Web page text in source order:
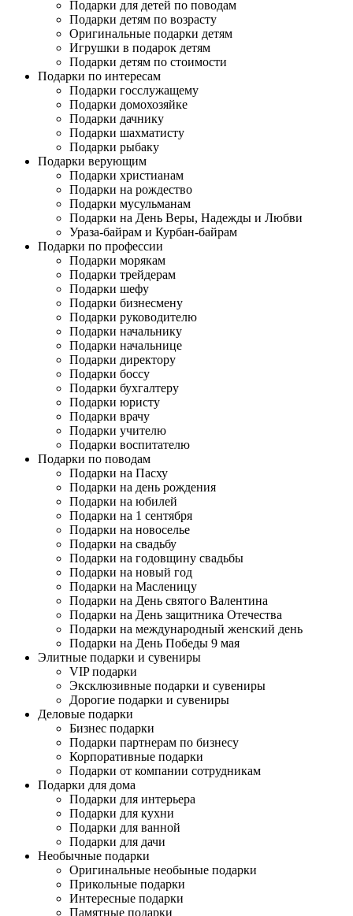
Подарки для детей по поводам
Подарки детям по возрасту
Оригинальные подарки детям
Игрушки в подарок детям
Подарки детям по стоимости
Подарки по интересам
Подарки госслужащему
Подарки домохозяйке
Подарки дачнику
Подарки шахматисту
Подарки рыбаку
Подарки верующим
Подарки христианам
Подарки на рождество
Подарки мусульманам
Подарки на День Веры, Надежды и Любви
Ураза-байрам и Курбан-байрам
Подарки по профессии
Подарки морякам
Подарки трейдерам
Подарки шефу
Подарки бизнесмену
Подарки руководителю
Подарки начальнику
Подарки начальнице
Подарки директору
Подарки боссу
Подарки бухгалтеру
Подарки юристу
Подарки врачу
Подарки учителю
Подарки воспитателю
Подарки по поводам
Подарки на Пасху
Подарки на день рождения
Подарки на юбилей
Подарки на 1 сентября
Подарки на новоселье
Подарки на свадьбу
Подарки на годовщину свадьбы
Подарки на новый год
Подарки на Масленицу
Подарки на День святого Валентина
Подарки на День защитника Отечества
Подарки на международный женский день
Подарки на День Победы 9 мая
Элитные подарки и сувениры
VIP подарки
Эксклюзивные подарки и сувениры
Дорогие подарки и сувениры
Деловые подарки
Бизнес подарки
Подарки партнерам по бизнесу
Корпоративные подарки
Подарки от компании сотрудникам
Подарки для дома
Подарки для интерьера
Подарки для кухни
Подарки для ванной
Подарки для дачи
Необычные подарки
Оригинальные необыные подарки
Прикольные подарки
Интересные подарки
Памятные подарки